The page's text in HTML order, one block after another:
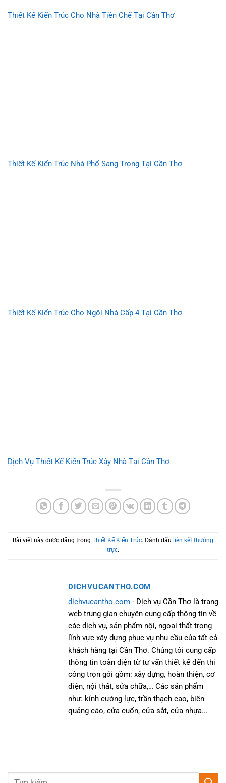
Thiết Kế Kiến Trúc Cho Nhà Tiền Chế Tại Cần Thơ
Thiết Kế Kiến Trúc Nhà Phố Sang Trọng Tại Cần Thơ
Thiết Kế Kiến Trúc Cho Ngôi Nhà Cấp 4 Tại Cần Thơ
Dịch Vụ Thiết Kế Kiến Trúc Xây Nhà Tại Cần Thơ
Bài viết này được đăng trong Thiết Kế Kiến Trúc. Đánh dấu liên kết thường
trực.
DICHVUCANTHO.COM
dichvucantho.com - Dịch vụ Cần Thơ là trang
web trung gian chuyên cung cấp thông tin về
các dịch vụ, sản phẩm nội, ngoại thất trong
lĩnh vực xây dựng phục vụ nhu cầu của tất cả
khách hàng tại Cần Thơ. Chúng tôi cung cấp
thông tin toàn diện từ tư vấn thiết kế đến thi
công trọn gói gồm: xây dựng, hoàn thiện, cơ
điện, nội thất, sửa chữa,… Các sản phẩm
như: kính cường lực, trần thạch cao, biển
quảng cáo, cửa cuốn, cửa sắt, cửa nhựa...